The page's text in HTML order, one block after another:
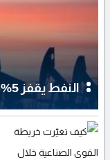
النفط يقفز 5% مع تراجع آمال فتح مضيق هرمز